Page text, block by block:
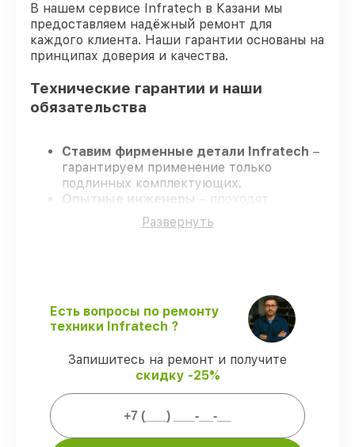
В нашем сервисе Infratech в Казани мы
предоставляем надёжный ремонт для
каждого клиента. Наши гарантии основаны на
принципах доверия и качества.
Технические гарантии и наши
обязательства
Ставим фирменные детали Infratech –
гарантируем применение только
подлинных комплектующих.
Опытные инженеры
– проходят
постоянное обучение, что гарантирует
качество выполняемых работ.
Гарантийное сопровождение – все
работы и запчасти защищены
официальной гарантией Infratech.
Мы гарантируем:
80%
работ закрываем с возможностью
Развернуть
Есть вопросы по ремонту
техники Infratech ?
Запишитесь на ремонт и получите
скидку -25%